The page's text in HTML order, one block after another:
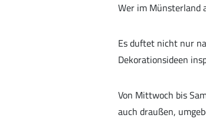
Wer im Münsterland
Es duftet nicht nur
Dekorationsideen
Von Mittwoch bis
auch draußen,